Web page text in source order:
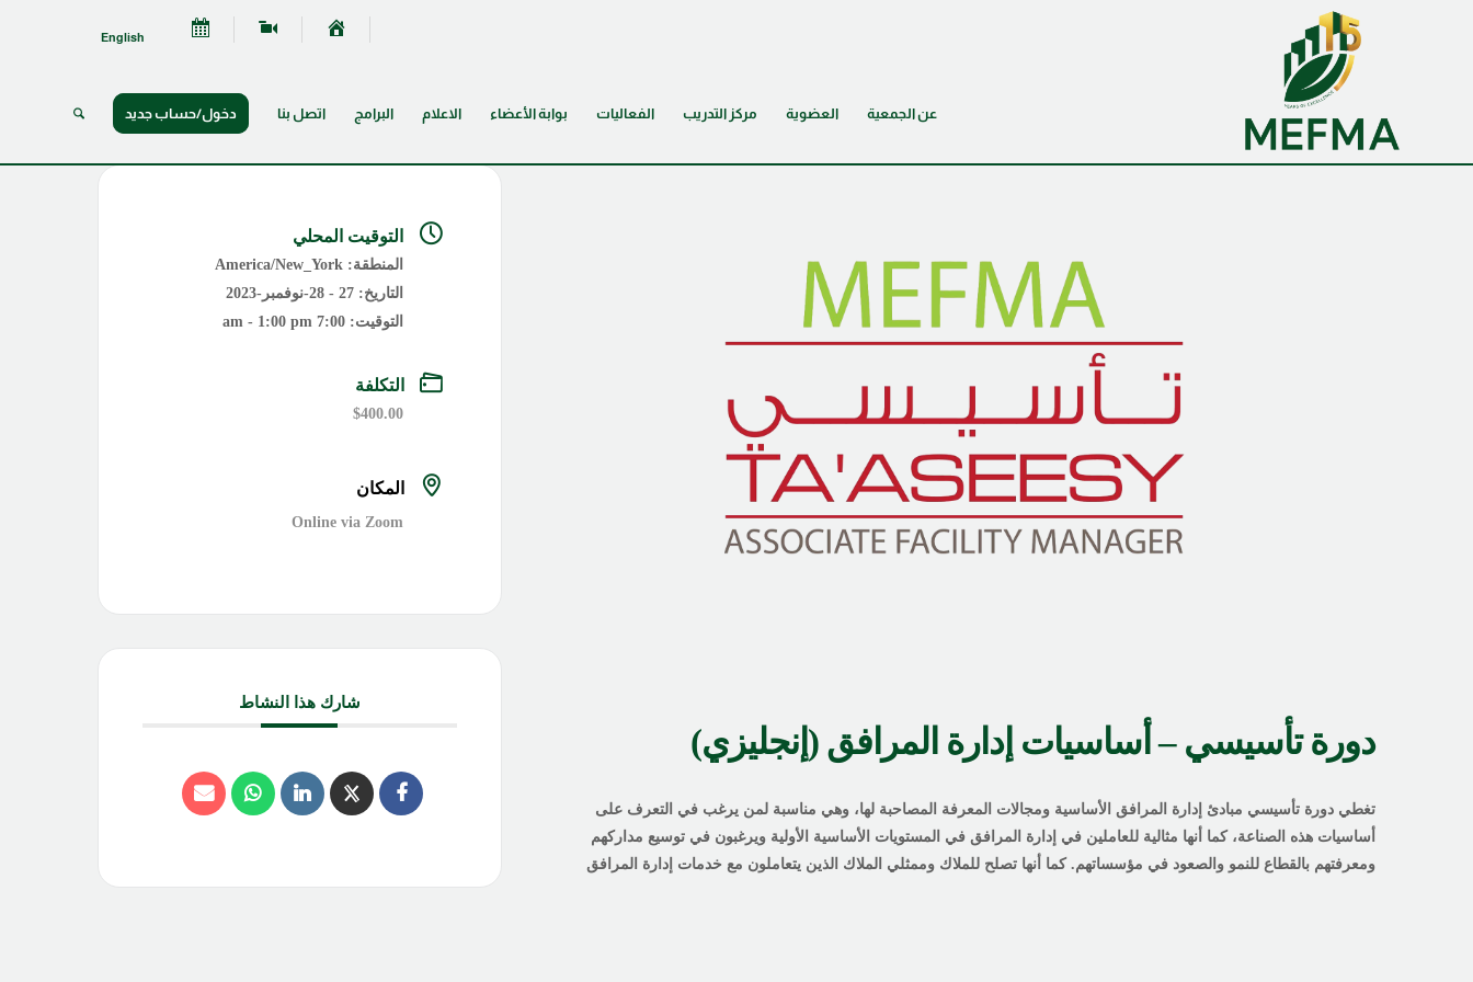
English
عن الجمعية العضوية مركز التدريب الفعاليات بوابة الأعضاء الاعلام البرامج اتصل بنا دخول/حساب جديد
دورة تأسيسي – أساسيات إدارة المرافق (إنجليزي)
تغطي دورة تأسيسي مبادئ إدارة المرافق الأساسية ومجالات المعرفة المصاحبة لها، وهي مناسبة لمن يرغب في التعرف على
أساسيات هذه الصناعة، كما أنها مثالية للعاملين في إدارة المرافق في المستويات الأساسية الأولية ويرغبون في توسيع مداركهم
ومعرفتهم بالقطاع للنمو والصعود في مؤسساتهم. كما أنها تصلح للملاك وممثلي الملاك الذين يتعاملون مع خدمات إدارة المرافق
التوقيت المحلي
المنطقة:America/New_York
التاريخ:27 - 28-نوفمبر-2023
التوقيت:7:00 am - 1:00 pm
التكلفة
$400.00
المكان
Online via Zoom
شارك هذا النشاط